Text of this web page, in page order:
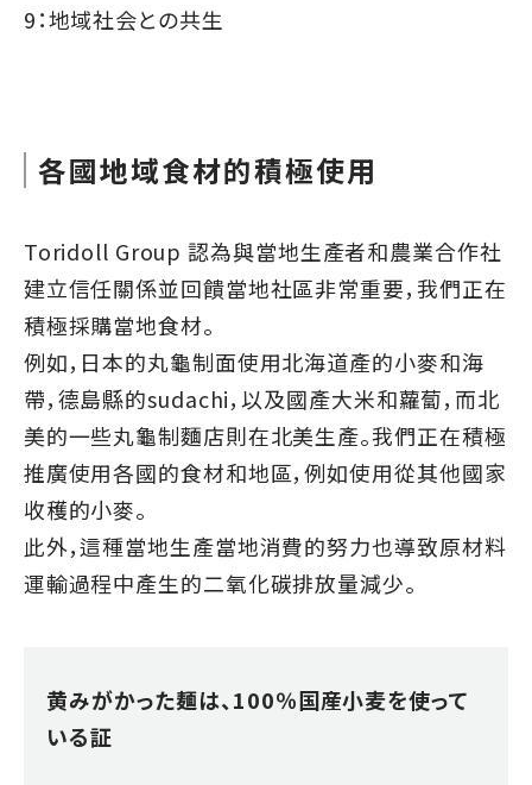
9：地域社会との共生
各國地域食材的積極使用
Toridoll Group 認為與當地生產者和農業合作社
建立信任關係並回饋當地社區非常重要，我們正在
積極採購當地食材。
例如，日本的丸龜制面使用北海道產的小麥和海
帶，德島縣的sudachi，以及國產大米和蘿蔔，而北
美的一些丸龜制麵店則在北美生產。我們正在積極
推廣使用各國的食材和地區，例如使用從其他國家
收穫的小麥。
此外，這種當地生產當地消費的努力也導致原材料
運輸過程中產生的二氧化碳排放量減少。
黄みがかった麺は、100％国産小麦を使って
いる証